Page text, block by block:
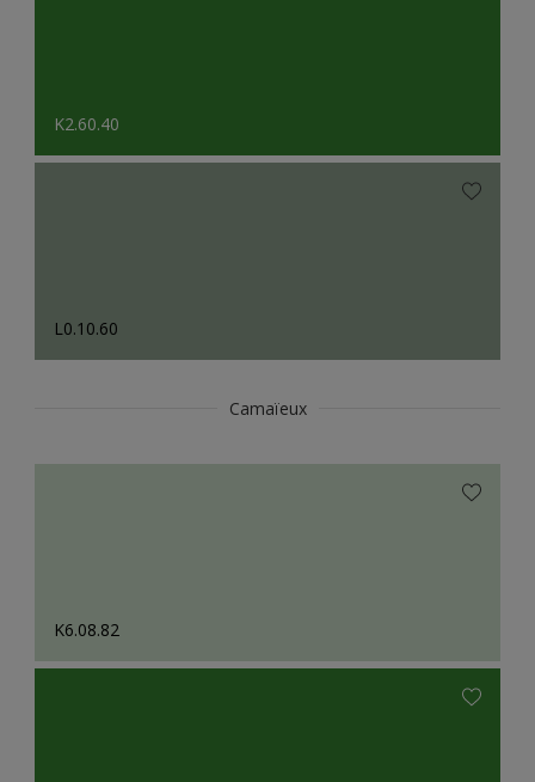
K2.60.40
L0.10.60
Camaïeux
K6.08.82